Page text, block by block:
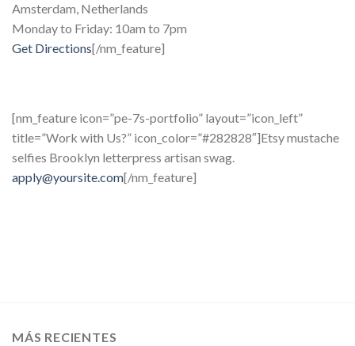
Amsterdam, Netherlands
Monday to Friday: 10am to 7pm
Get Directions[/nm_feature]
[nm_feature icon=”pe-7s-portfolio” layout=”icon_left”
title=”Work with Us?” icon_color=”#282828″]Etsy mustache
selfies Brooklyn letterpress artisan swag.
apply@yoursite.com[/nm_feature]
MÁS RECIENTES